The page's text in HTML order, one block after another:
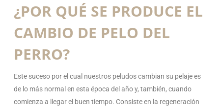
¿POR QUÉ SE PRODUCE EL
CAMBIO DE PELO DEL
PERRO?
Este suceso por el cual nuestros peludos cambian su pelaje es
de lo más normal en esta época del año y, también, cuando
comienza a llegar el buen tiempo. Consiste en la regeneración